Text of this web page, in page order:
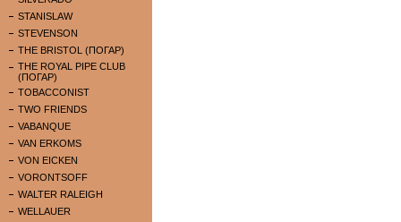
STANISLAW
STEVENSON
THE BRISTOL (ПОГАР)
THE ROYAL PIPE CLUB
(ПОГАР)
TOBACCONIST
TWO FRIENDS
VABANQUE
VAN ERKOMS
VON EICKEN
VORONTSOFF
WALTER RALEIGH
WELLAUER